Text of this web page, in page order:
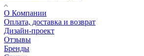
О Компании
Оплата, доставка и возврат
Дизайн-проект
Отзывы
Бренды